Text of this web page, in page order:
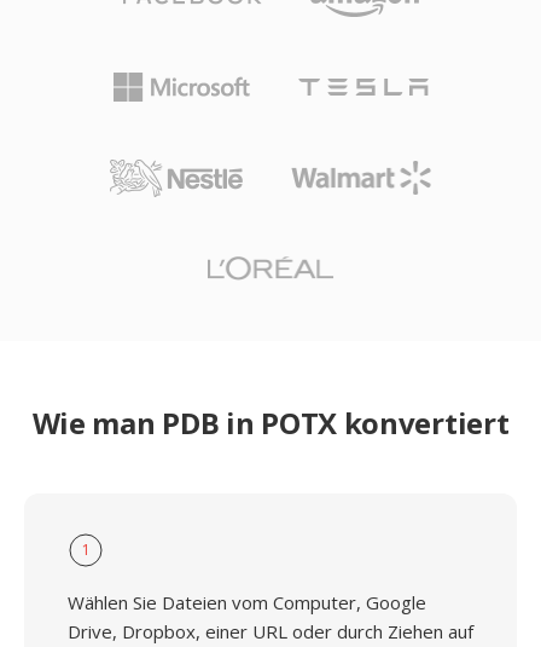
Wie man PDB in POTX konvertiert
1
Wählen Sie Dateien vom Computer, Google
Drive, Dropbox, einer URL oder durch Ziehen auf